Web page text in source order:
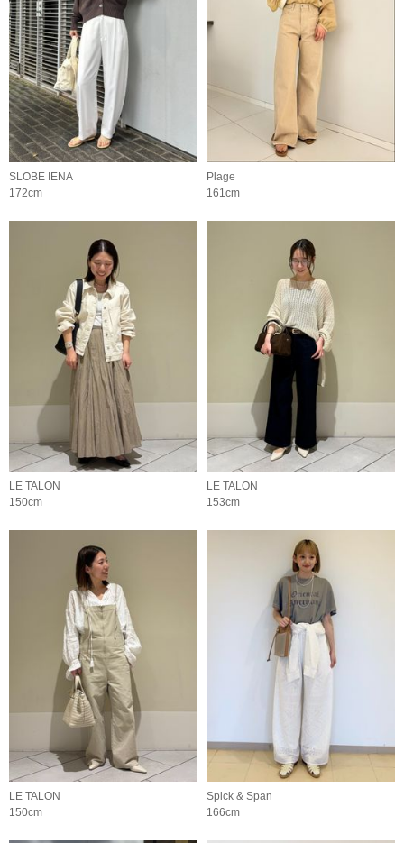
SLOBE IENA
172cm
Plage
161cm
LE TALON
150cm
LE TALON
153cm
LE TALON
150cm
Spick & Span
166cm